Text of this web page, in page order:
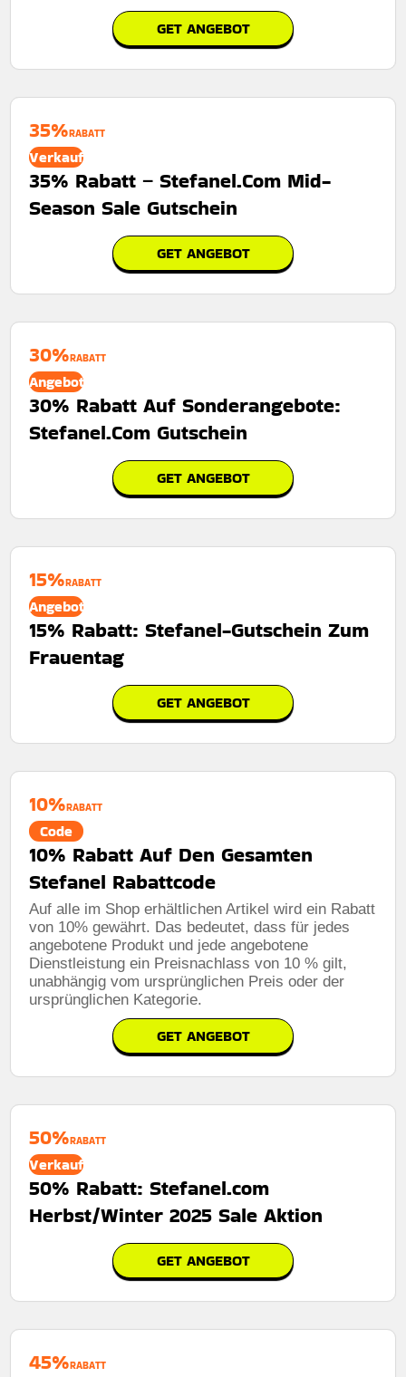
GET ANGEBOT
35%RABATT
Verkauf
35% Rabatt – Stefanel.Com Mid-
Season Sale Gutschein
GET ANGEBOT
30%RABATT
Angebot
30% Rabatt Auf Sonderangebote:
Stefanel.Com Gutschein
GET ANGEBOT
15%RABATT
Angebot
15% Rabatt: Stefanel-Gutschein Zum
Frauentag
GET ANGEBOT
10%RABATT
Code
10% Rabatt Auf Den Gesamten
Stefanel Rabattcode
Auf alle im Shop erhältlichen Artikel wird ein Rabatt
von 10% gewährt. Das bedeutet, dass für jedes
angebotene Produkt und jede angebotene
Dienstleistung ein Preisnachlass von 10 % gilt,
unabhängig vom ursprünglichen Preis oder der
ursprünglichen Kategorie.
GET ANGEBOT
50%RABATT
Verkauf
50% Rabatt: Stefanel.com
Herbst/Winter 2025 Sale Aktion
GET ANGEBOT
45%RABATT